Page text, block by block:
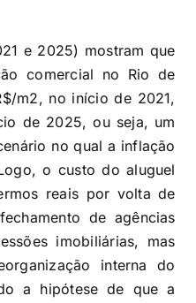
e 2025) mostram que
comercial no Rio de
m2, no início de 2021,
de 2025, ou seja, um
no qual a inflação
o custo do aluguel
reais por volta de
de agências
imobiliárias, mas
interna do
a hipótese de que a